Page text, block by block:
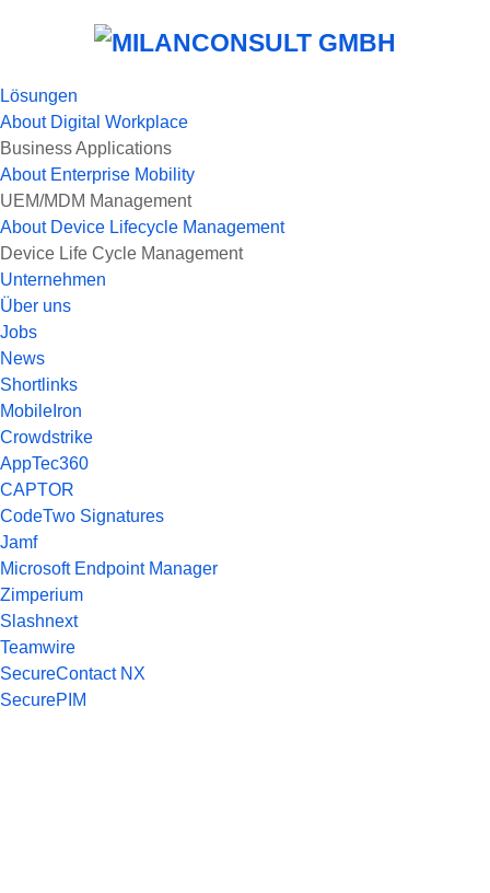
Lösungen
AboutDigital Workplace
Business Applications
AboutEnterprise Mobility
UEM/MDM Management
AboutDevice Lifecycle Management
Device Life Cycle Management
Unternehmen
Über uns
Jobs
News
Shortlinks
MobileIron
Crowdstrike
AppTec360
CAPTOR
CodeTwo Signatures
Jamf
Microsoft Endpoint Manager
Zimperium
Slashnext
Teamwire
SecureContact NX
SecurePIM